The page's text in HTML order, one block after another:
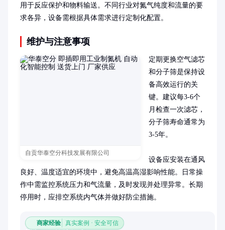
用于反应保护和物料输送。不同行业对氮气纯度和流量的要
求各异，设备需根据具体需求进行定制化配置。
维护与注意事项
自贡华泰空分科技发展有限公司
定期更换空气滤芯
和分子筛是保持设
备高效运行的关
键。建议每3-6个
月检查一次滤芯，
分子筛寿命通常为
3-5年。
设备应安装在通风
良好、温度适宜的环境中，避免高温高湿影响性能。日常操
作中需监控系统压力和气流量，及时发现并处理异常。长期
停用时，应排空系统内气体并做好防尘措施。
商家经验 真实案例 · 安全可信